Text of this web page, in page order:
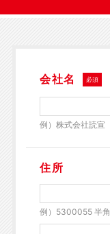
会社名 必須
例）株式会社読宣
住所
例）5300055 半